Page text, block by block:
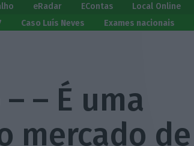
eRadar EContas Local Online
Caso Luís Neves Exames nacionais
– É uma
mercado de